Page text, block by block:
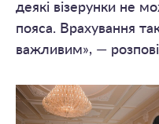
деякі візерунки не
пояса. Врахування
важливим», —